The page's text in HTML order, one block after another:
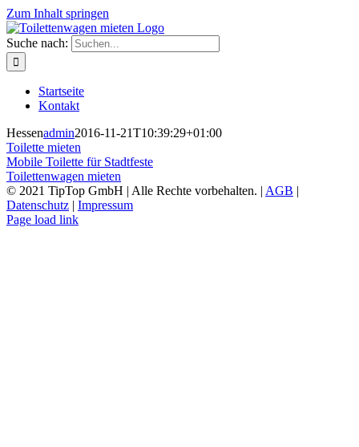
Zum Inhalt springen
Suche nach:
Startseite
Kontakt
Hessenadmin2016-11-21T10:39:29+01:00
Toilette mieten
Mobile Toilette für Stadtfeste
Toilettenwagen mieten
© 2021 TipTop GmbH | Alle Rechte vorbehalten. | AGB |
Datenschutz | Impressum
Page load link